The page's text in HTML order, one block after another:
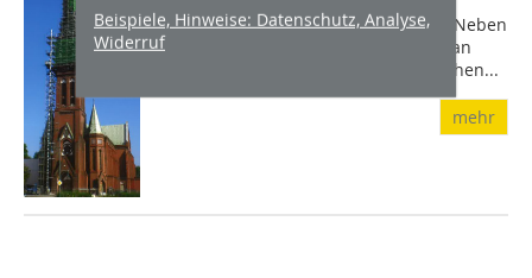
Beispiele, Hinweise: Datenschutz, Analyse,
Widerruf
anderen Industriezweigen zu finden. Neben
spezifischen Anforderungen findet man
auch Gemeinsamkeiten. Im Wesentlichen...
mehr